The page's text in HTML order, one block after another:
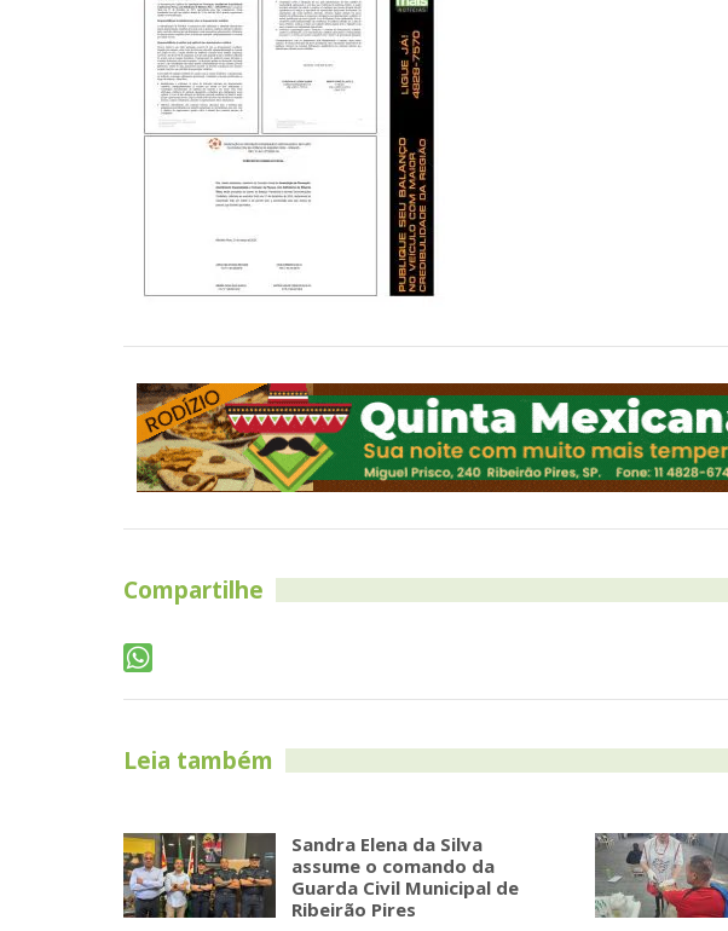
Compartilhe
Leia também
Sandra Elena da Silva
assume o comando da
Guarda Civil Municipal de
Ribeirão Pires